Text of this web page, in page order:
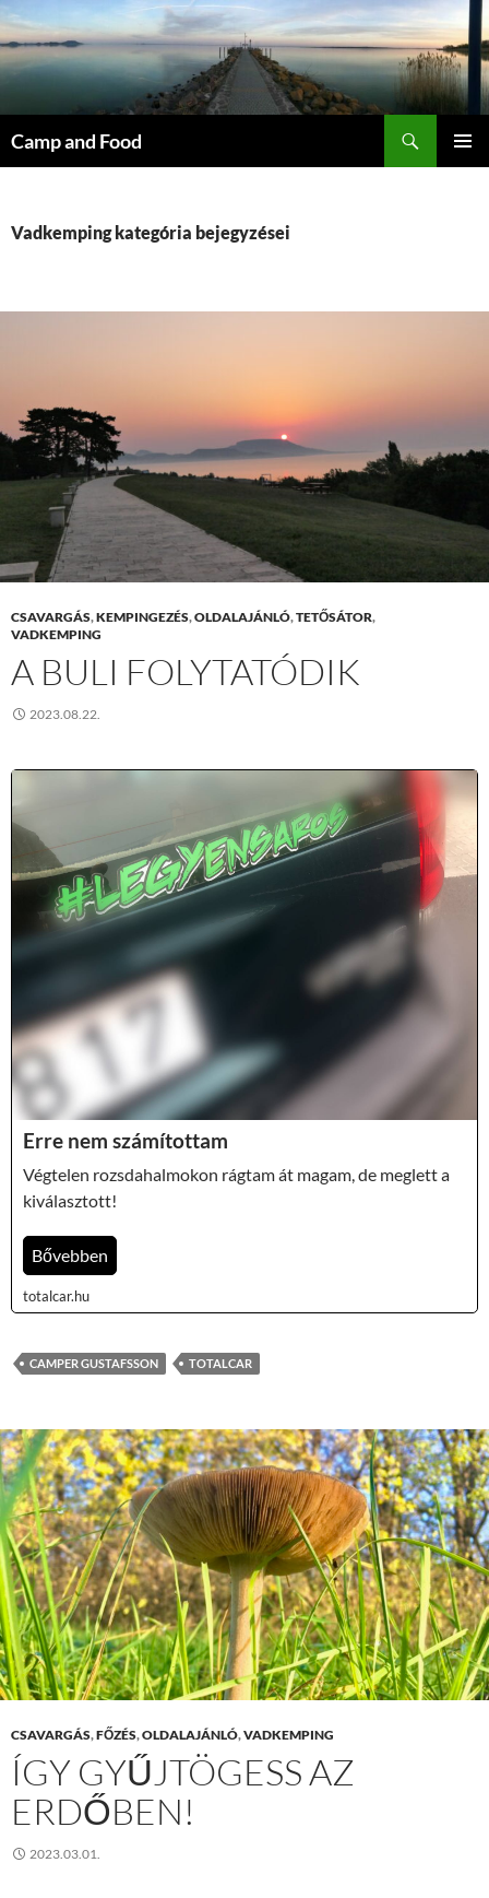
Kilépés
a
tartalomba
Camp and Food
Vadkemping kategória bejegyzései
CSAVARGÁS,KEMPINGEZÉS,OLDALAJÁNLÓ,TETŐSÁTOR,
VADKEMPING
A BULI FOLYTATÓDIK
2023.08.22.
Erre nem számítottam
Végtelen rozsdahalmokon rágtam át magam, de meglett a
kiválasztott!
Bővebben
totalcar.hu
CAMPER GUSTAFSSON TOTALCAR
CSAVARGÁS,FŐZÉS,OLDALAJÁNLÓ,VADKEMPING
ÍGY GYŰJTÖGESS AZ
ERDŐBEN!
2023.03.01.